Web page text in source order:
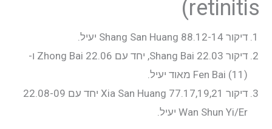
retinitis)
דיקור 88.12-14 Shang San Huang יעיל.
דיקור 22.03 Shang Bai, יחד עם 22.06 Zhong Bai ו-
Fen Bai (11) מאוד יעיל.
דיקור 77.17,19,21 Xia San Huang יחד עם 22.08-09
Wan Shun Yi/Er יעיל.